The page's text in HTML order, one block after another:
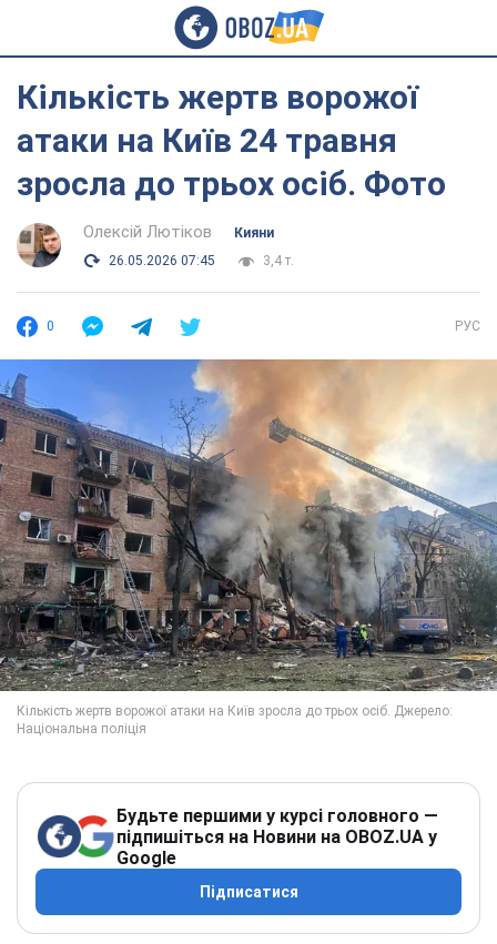
Кількість жертв ворожої
атаки на Київ 24 травня
зросла до трьох осіб. Фото
Олексій Лютіков
Кияни
26.05.2026 07:45
3,4 т.
0 РУС
Будьте першими у курсі головного —
підпишіться на Новини на OBOZ.UA у
Google
Підписатися